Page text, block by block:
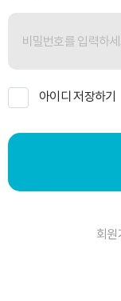
아이디 저장하기
회원